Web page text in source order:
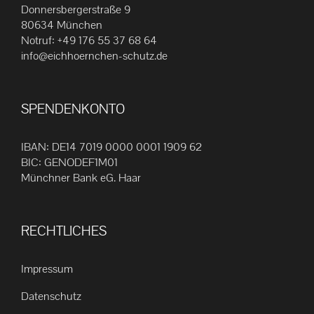
Die
können
auf
Produktseite
gewählt
Donnersbergerstraße 9
80634 München
Notruf: +49 176 55 37 68 64
info@eichhoernchen-schutz.de
SPENDENKONTO
IBAN: DE14 7019 0000 0001 1909 62
BIC: GENODEF1M01
Münchner Bank eG. Haar
RECHTLICHES
Impressum
Datenschutz